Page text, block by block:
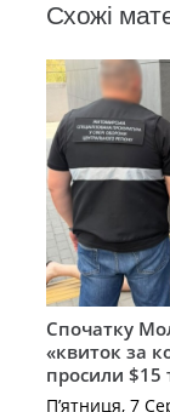
Схожі
Спочатку
«квиток за
просили $15
П’ятниця, 7